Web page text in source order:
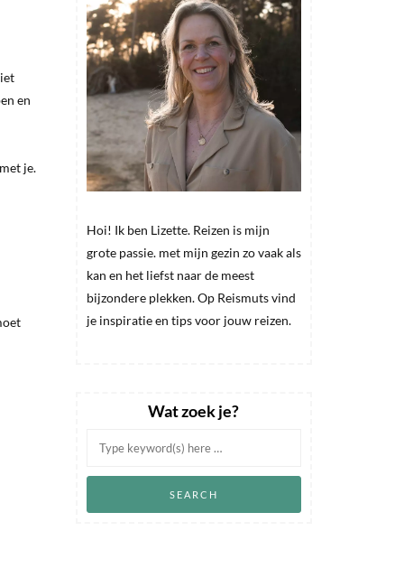
en
je.
Hoi! Ik ben Lizette. Reizen is mijn
grote passie. met mijn gezin zo vaak als
kan en het liefst naar de meest
bijzondere plekken. Op Reismuts vind
je inspiratie en tips voor jouw reizen.
Wat zoek je?